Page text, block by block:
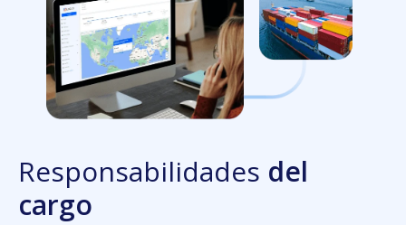
Responsabilidades del
cargo